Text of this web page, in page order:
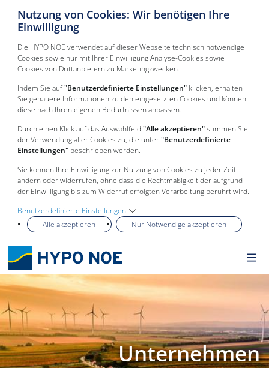
Nutzung von Cookies: Wir benötigen Ihre
Einwilligung
Die HYPO NOE verwendet auf dieser Webseite technisch notwendige
Cookies sowie nur mit Ihrer Einwilligung Analyse-Cookies sowie
Cookies von Drittanbietern zu Marketingzwecken.
Indem Sie auf"Benutzerdefinierte Einstellungen" klicken, erhalten
Sie genauere Informationen zu den eingesetzten Cookies und können
diese nach Ihren eigenen Bedürfnissen anpassen.
Durch einen Klick auf das Auswahlfeld "Alle akzeptieren"stimmen Sie
der Verwendung aller Cookies zu, die unter"Benutzerdefinierte
Einstellungen" beschrieben werden.
Sie können Ihre Einwilligung zur Nutzung von Cookies zu jeder Zeit
ändern oder widerrufen, ohne dass die Rechtmäßigkeit der aufgrund
der Einwilligung bis zum Widerruf erfolgten Verarbeitung berührt wird.
Benutzerdefinierte Einstellungen
Alle akzeptieren
Nur Notwendige akzeptieren
Unternehmen